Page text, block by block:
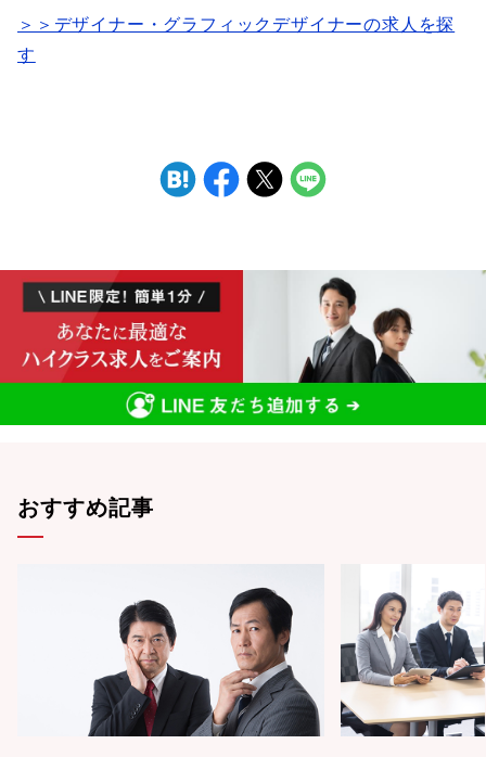
＞＞デザイナー・グラフィックデザイナーの求人を探
す
おすすめ記事